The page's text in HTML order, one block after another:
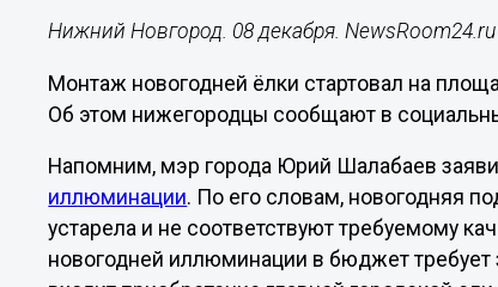
Нижний Новгород. 08 декабря. NewsRoom24.ru
Монтаж новогодней ёлки стартовал на
Об этом нижегородцы сообщают в
Напомним, мэр города Юрий Шалабаев
иллюминации. По его словам, новогодняя
устарела и не соответствуют требуемому
новогодней иллюминации в бюджет